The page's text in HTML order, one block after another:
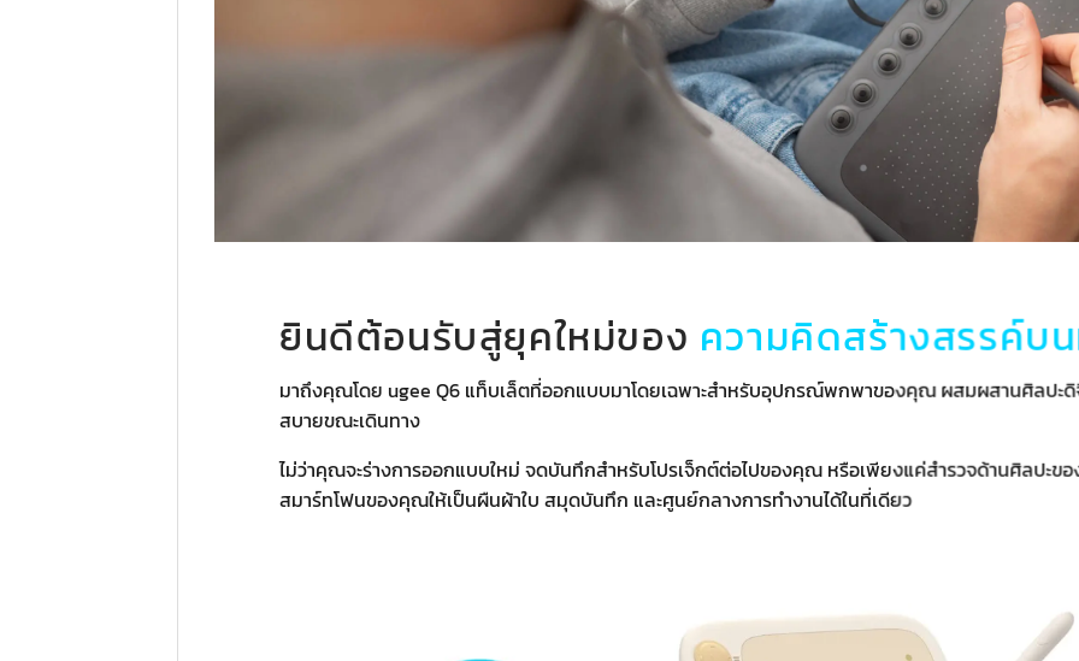
ยินดีต้อนรับสู่ยุคใหม่ของ ความคิดสร้างสรรค์บ
มาถึงคุณโดย ugee Q6 แท็บเล็ตที่ออกแบบมาโดยเฉพาะสำหรับอุปกรณ์พกพาของคุณ ผสมผสานศิลปะ
สบายขณะเดินทาง
ไม่ว่าคุณจะร่างการออกแบบใหม่ จดบันทึกสำหรับโปรเจ็กต์ต่อไปของคุณ หรือเพียงแค่สำรวจด้านศิลปะข
สมาร์ทโฟนของคุณให้เป็นผืนผ้าใบ สมุดบันทึก และศูนย์กลางการทำงานได้ในที่เดียว